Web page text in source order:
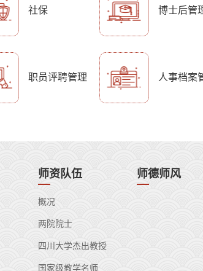
社保 博士后管
职员评聘管理 人事档案
料教师团队
詹石窗
师资队伍
概况
两院院士
四川大学杰出教授
国家级教学名师
师德师风